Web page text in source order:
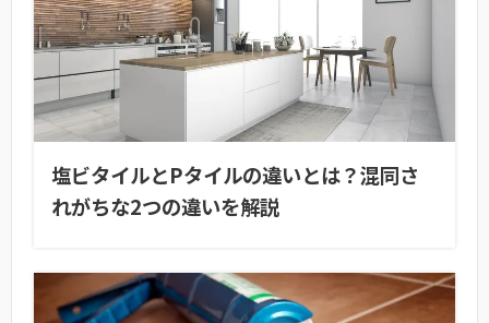
塩ビタイルとPタイルの違いとは？混同さ
れがちな2つの違いを解説